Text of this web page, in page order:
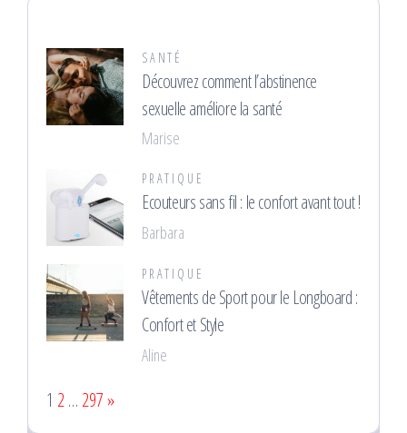
SANTÉ
Découvrez comment l’abstinence
sexuelle améliore la santé
Marise
PRATIQUE
Ecouteurs sans fil : le confort avant tout !
Barbara
PRATIQUE
Vêtements de Sport pour le Longboard :
Confort et Style
Aline
Page:
1 2… 297Next
»